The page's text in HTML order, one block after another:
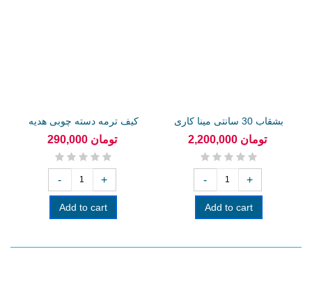
کیف ترمه دسته چوبی هدیه
تبلیغاتی290,000 تومان
- +
Add to cart
بشقاب 30 سانتی مینا کاری
2,200,000 تومان
- +
Add to cart